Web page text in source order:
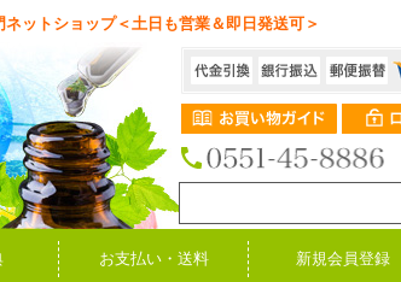
ットショップ＜土日も営業＆即日発送可＞
お支払い・送料 新規会員登録